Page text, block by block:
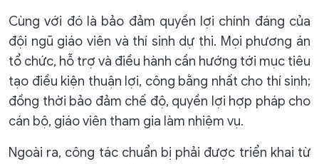
Cùng với đó là bảo đảm quyền lợi chính đáng của
đội ngũ giáo viên và thí sinh dự thi. Mọi phương án
tổ chức, hỗ trợ và điều hành cần hướng tới mục tiêu
tạo điều kiện thuận lợi, công bằng nhất cho thí sinh;
đồng thời bảo đảm chế độ, quyền lợi hợp pháp cho
cán bộ, giáo viên tham gia làm nhiệm vụ.
Ngoài ra, công tác chuẩn bị phải được triển khai từ